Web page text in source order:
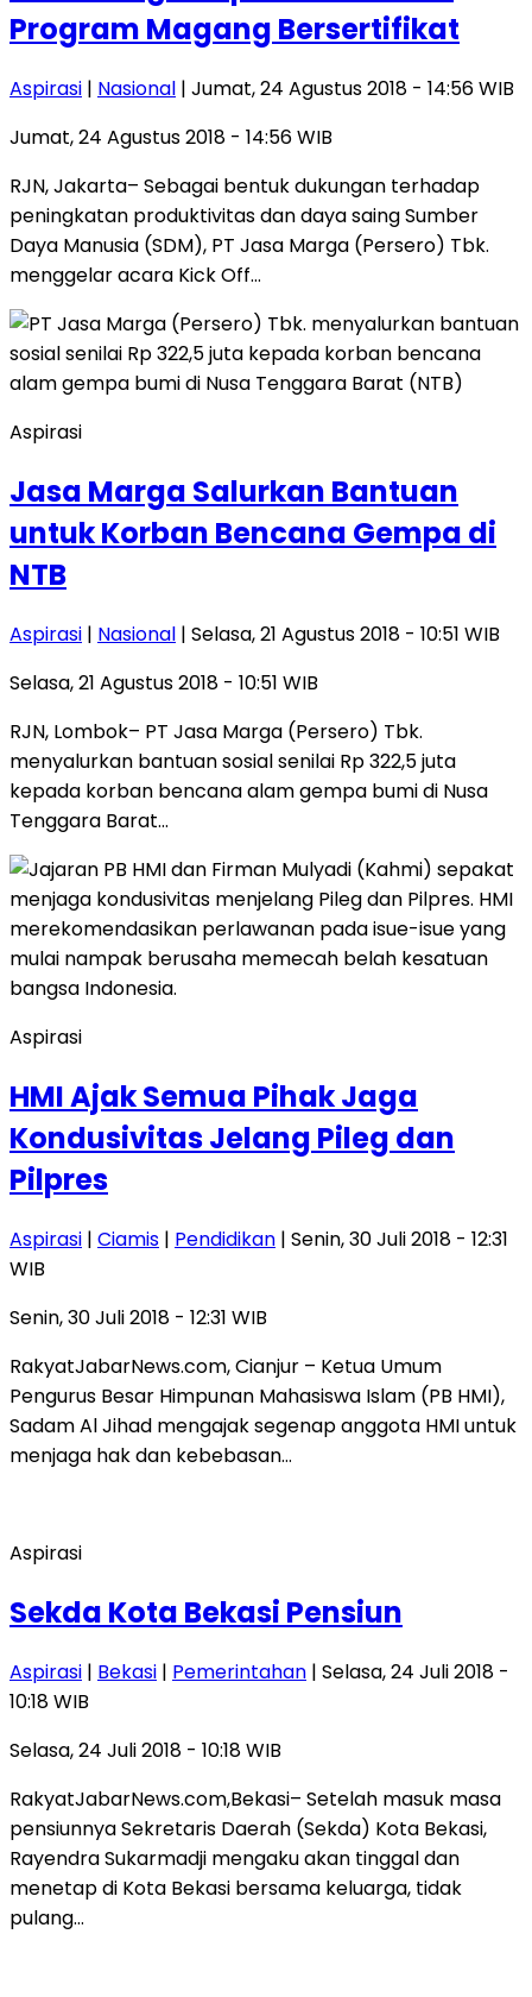
Program Magang Bersertifikat
Aspirasi | Nasional | Jumat, 24 Agustus 2018 - 14:56 WIB
Jumat, 24 Agustus 2018 - 14:56 WIB
RJN, Jakarta– Sebagai bentuk dukungan terhadap
peningkatan produktivitas dan daya saing Sumber
Daya Manusia (SDM), PT Jasa Marga (Persero) Tbk.
menggelar acara Kick Off…
Aspirasi
Jasa Marga Salurkan Bantuan
untuk Korban Bencana Gempa di
NTB
Aspirasi | Nasional | Selasa, 21 Agustus 2018 - 10:51 WIB
Selasa, 21 Agustus 2018 - 10:51 WIB
RJN, Lombok– PT Jasa Marga (Persero) Tbk.
menyalurkan bantuan sosial senilai Rp 322,5 juta
kepada korban bencana alam gempa bumi di Nusa
Tenggara Barat…
Aspirasi
HMI Ajak Semua Pihak Jaga
Kondusivitas Jelang Pileg dan
Pilpres
Aspirasi | Ciamis | Pendidikan | Senin, 30 Juli 2018 - 12:31
WIB
Senin, 30 Juli 2018 - 12:31 WIB
RakyatJabarNews.com, Cianjur – Ketua Umum
Pengurus Besar Himpunan Mahasiswa Islam (PB HMI),
Sadam Al Jihad mengajak segenap anggota HMI untuk
menjaga hak dan kebebasan…
Aspirasi
Sekda Kota Bekasi Pensiun
Aspirasi | Bekasi | Pemerintahan | Selasa, 24 Juli 2018 -
10:18 WIB
Selasa, 24 Juli 2018 - 10:18 WIB
RakyatJabarNews.com,Bekasi– Setelah masuk masa
pensiunnya Sekretaris Daerah (Sekda) Kota Bekasi,
Rayendra Sukarmadji mengaku akan tinggal dan
menetap di Kota Bekasi bersama keluarga, tidak
pulang…